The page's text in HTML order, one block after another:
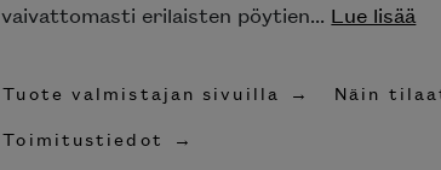
vaivattomasti erilaisten pöytien... Lue lisää
Tuote valmistajan sivuilla
Näin
Toimitustiedot